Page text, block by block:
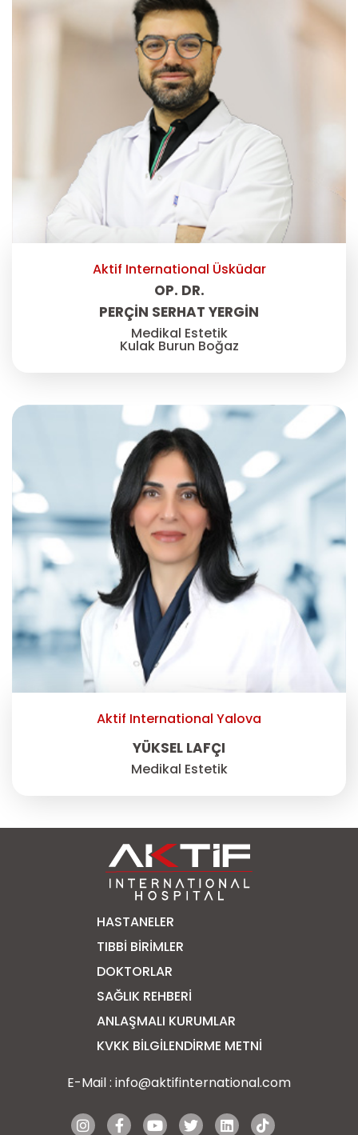
Aktif International Üsküdar
OP. DR.
PERÇIN SERHAT YERGIN
Medikal Estetik
Kulak Burun Boğaz
Aktif International Yalova
YÜKSEL LAFÇI
Medikal Estetik
HASTANELER
TIBBI BIRIMLER
DOKTORLAR
SAĞLIK REHBERI
ANLAŞMALI KURUMLAR
KVKK BİLGİLENDİRME METNİ
E-Mail : info@aktifinternational.com